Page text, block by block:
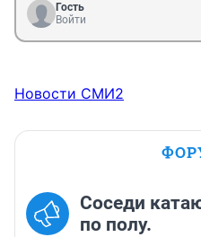
Гость
Войти
Новости СМИ2
Соседи
по полу.